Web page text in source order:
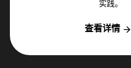
实践。
查看详情 arrow_forward